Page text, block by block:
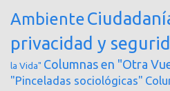
Ambiente
privacidad y
la Vida" Columnas en "Otra
"Pinceladas sociológicas"